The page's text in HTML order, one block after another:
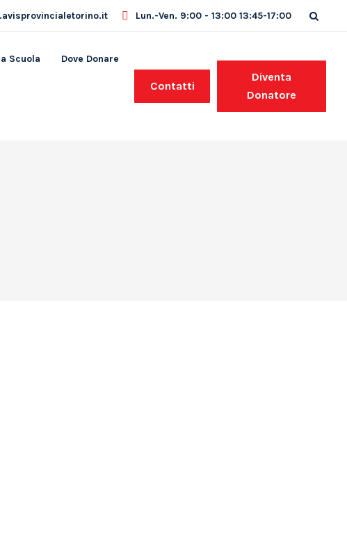
Lun.-Ven. 9:00 - 13:00 13:45-17:00
Scuola Dove Donare
Contatti
Diventa
Donatore